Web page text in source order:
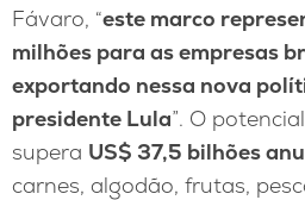
Fávaro, “este marco
milhões para as empresas
exportando nessa nova
presidente Lula”. O
supera US$ 37,5 bilhões
carnes, algodão, frutas,